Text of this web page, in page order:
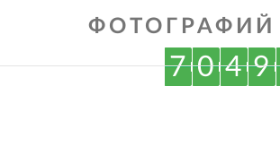
во в
ФОТОГРАФИЙ
7 0 4 9